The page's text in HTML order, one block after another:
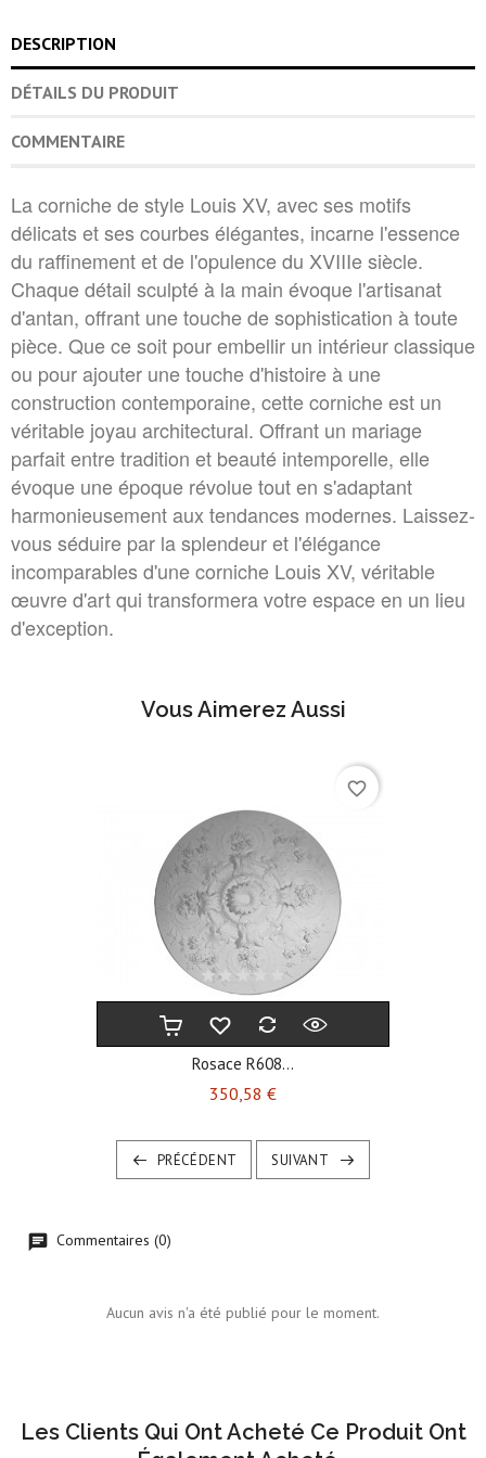
DESCRIPTION
DÉTAILS DU PRODUIT
COMMENTAIRE
La corniche de style Louis XV, avec ses motifs
délicats et ses courbes élégantes, incarne l'essence
du raffinement et de l'opulence du XVIIIe siècle.
Chaque détail sculpté à la main évoque l'artisanat
d'antan, offrant une touche de sophistication à toute
pièce. Que ce soit pour embellir un intérieur classique
ou pour ajouter une touche d'histoire à une
construction contemporaine, cette corniche est un
véritable joyau architectural. Offrant un mariage
parfait entre tradition et beauté intemporelle, elle
évoque une époque révolue tout en s'adaptant
harmonieusement aux tendances modernes. Laissez-
vous séduire par la splendeur et l'élégance
incomparables d'une corniche Louis XV, véritable
œuvre d'art qui transformera votre espace en un lieu
d'exception.
Vous Aimerez Aussi
Rosace R608...
350,58 €Prix
favorite_border
PRÉCÉDENT SUIVANT
Commentaires (0)
Aucun avis n'a été publié pour le moment.
Les Clients Qui Ont Acheté Ce Produit Ont